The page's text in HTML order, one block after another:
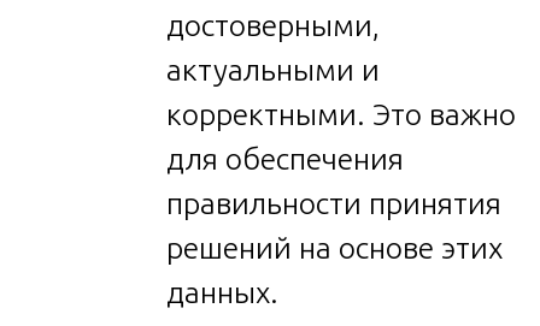
достоверными,
актуальными и
корректными. Это важно
для обеспечения
правильности принятия
решений на основе этих
данных.